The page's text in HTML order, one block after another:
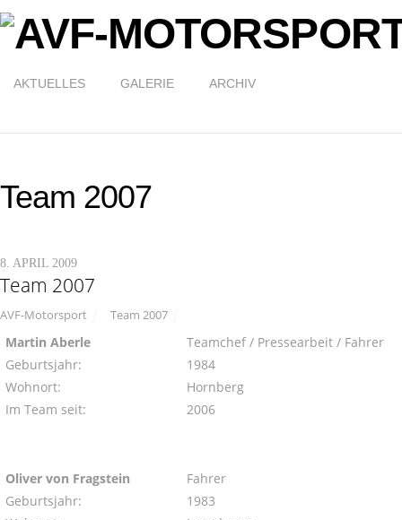
AKTUELLES GALERIE ARCHIV
Team 2007
8. APRIL 2009
Team 2007
AVF-Motorsport Team 2007
Martin Aberle
Teamchef / Pressearbeit / Fahrer
Geburtsjahr:
1984
Wohnort:
Hornberg
Im Team seit:
2006
Oliver von Fragstein
Fahrer
Geburtsjahr:
1983